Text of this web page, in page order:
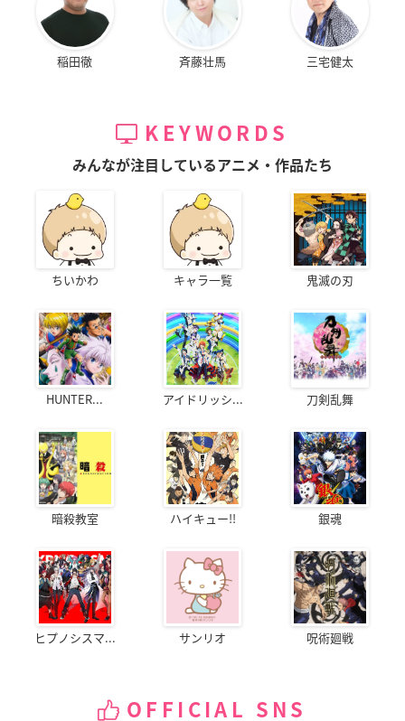
稲田徹 斉藤壮馬 三宅健太
KEYWORDS
みんなが注目しているアニメ・作品たち
ちいかわ キャラ一覧 鬼滅の刃
HUNTER... アイドリッシ... 刀剣乱舞
暗殺教室 ハイキュー!! 銀魂
ヒプノシスマ... サンリオ 呪術廻戦
OFFICIAL SNS